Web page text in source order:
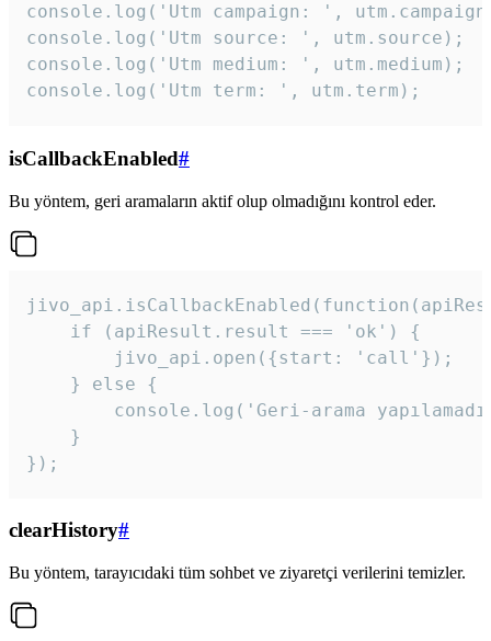
console.log('Utm campaign: ',
console.log('Utm source: ', utm.source);
console.log('Utm medium: ', utm.medium);
console.log('Utm term: ', utm.term);
isCallbackEnabled#
Bu yöntem, geri aramaların aktif olup olmadığını kontrol eder.
    if (apiResult.result === 'ok') {
        jivo_api.open({start: 'call'});
    } else {
console.log('Geri-arama
    }
});
clearHistory#
Bu yöntem, tarayıcıdaki tüm sohbet ve ziyaretçi verilerini temizler.